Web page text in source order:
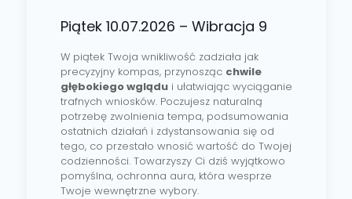
Piątek 10.07.2026 – Wibracja 9
W piątek Twoja wnikliwość zadziała jak
precyzyjny kompas, przynosząc chwile
głębokiego wglądui ułatwiając wyciąganie
trafnych wniosków. Poczujesz naturalną
potrzebę zwolnienia tempa, podsumowania
ostatnich działań i zdystansowania się od
tego, co przestało wnosić wartość do Twojej
codzienności. Towarzyszy Ci dziś wyjątkowo
pomyślna, ochronna aura, która wesprze
Twoje wewnętrzne wybory.